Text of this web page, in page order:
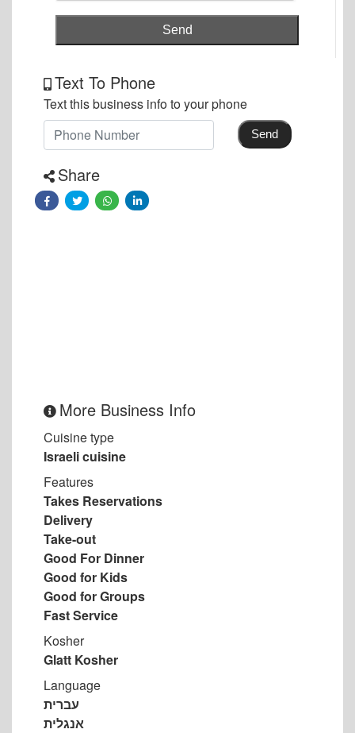
Send
Text To Phone
Text this business info to your phone
Send
Share
More Business Info
Cuisine type
Israeli cuisine
Features
Takes Reservations
Delivery
Take-out
Good For Dinner
Good for Kids
Good for Groups
Fast Service
Kosher
Glatt Kosher
Language
עברית
אנגלית